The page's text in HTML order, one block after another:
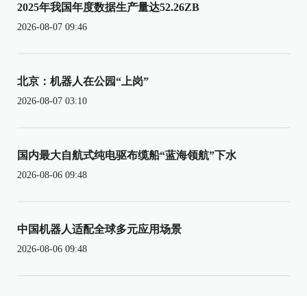
2025年我国年度数据生产量达52.26ZB
2026-08-07 09:46
北京：机器人在公园“上岗”
2026-08-07 03:10
国内最大自航式纯电驱布缆船“蓝海领航”下水
2026-08-06 09:48
中国机器人适配全球多元应用场景
2026-08-06 09:48